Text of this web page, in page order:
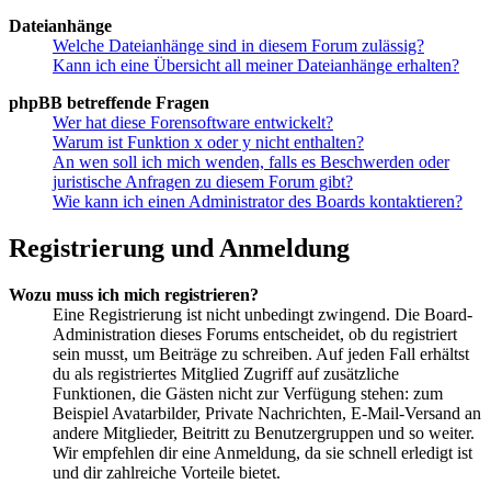
Dateianhänge
Welche Dateianhänge sind in diesem Forum zulässig?
Kann ich eine Übersicht all meiner Dateianhänge erhalten?
phpBB betreffende Fragen
Wer hat diese Forensoftware entwickelt?
Warum ist Funktion x oder y nicht enthalten?
An wen soll ich mich wenden, falls es Beschwerden oder
juristische Anfragen zu diesem Forum gibt?
Wie kann ich einen Administrator des Boards kontaktieren?
Registrierung und Anmeldung
Wozu muss ich mich registrieren?
Eine Registrierung ist nicht unbedingt zwingend. Die Board-
Administration dieses Forums entscheidet, ob du registriert
sein musst, um Beiträge zu schreiben. Auf jeden Fall erhältst
du als registriertes Mitglied Zugriff auf zusätzliche
Funktionen, die Gästen nicht zur Verfügung stehen: zum
Beispiel Avatarbilder, Private Nachrichten, E-Mail-Versand an
andere Mitglieder, Beitritt zu Benutzergruppen und so weiter.
Wir empfehlen dir eine Anmeldung, da sie schnell erledigt ist
und dir zahlreiche Vorteile bietet.